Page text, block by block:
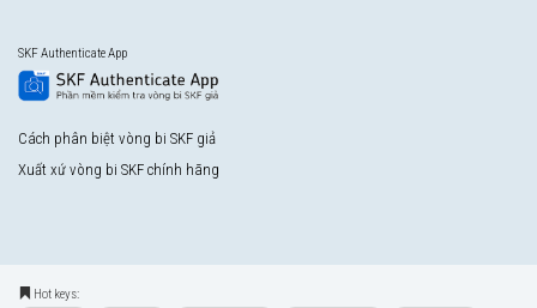
SKF Authenticate App
Cách phân biệt vòng bi SKF giả
Xuất xứ vòng bi SKF chính hãng
Hot keys: